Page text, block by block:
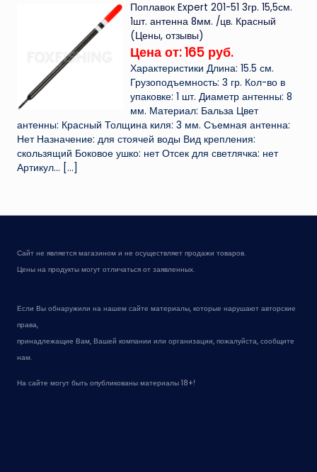
Поплавок Expert 201-51 3гр. 15,5см.
1шт. антенна 8мм. /цв. Красный
(Цены, отзывы)
Цена от: 165 руб.
Характеристики Длина: 15.5 см.
Грузоподъемность: 3 гр. Кол-во в
упаковке: 1 шт. Диаметр антенны: 8
мм. Материал: Бальза Цвет
антенны: Красный Толщина киля: 3 мм. Съемная антенна:
Нет Назначение: для стоячей воды Вид крепления:
скользящий Боковое ушко: нет Отсек для светлячка: нет
Артикул... […]
Сайт не является магазином и не осуществляет продажи товаров.
Цены на продукты могут отличаться от заявленных.
Если Вы обнаружили на нашем сайте материалы, которые нарушают авторские
права,
принадлежащие Вам, Вашей компании или организации, пожалуйста, сообщите
нам.
На сайте могут быть опубликованы материалы 18+!